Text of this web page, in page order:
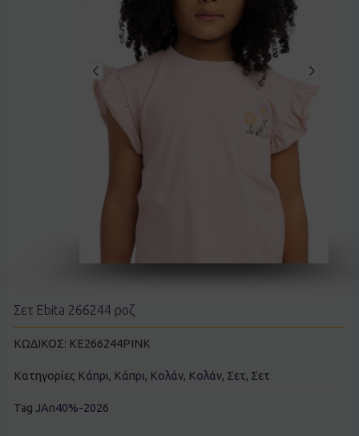
Σετ Ebita 266244 ροζ
ΚΩΔΙΚΟΣ: KE266244PINK
Κατηγορίες Κάπρι, Κάπρι, Κολάν, Κολάν, Σετ, Σετ
Tag JAn40%-2026